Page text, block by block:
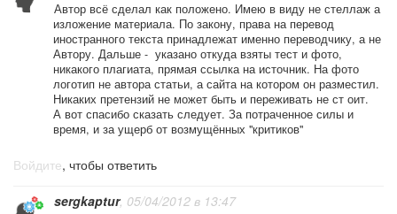
Автор всё сделал как положено. Имею в виду не стеллаж а
изложение материала. По закону, права на перевод
иностранного текста принадлежат именно переводчику, а не
Автору. Дальше - указано откуда взяты тест и фото,
никакого плагиата, прямая ссылка на источник. На фото
логотип не автора статьи, а сайта на котором он разместил.
Никаких претензий не может быть и переживать не ст оит.
А вот спасибо сказать следует. За потраченное силы и
время, и за ущерб от возмущённых "критиков"
Войдите, чтобы ответить
sergkaptur, 05/04/2012 в 13:47